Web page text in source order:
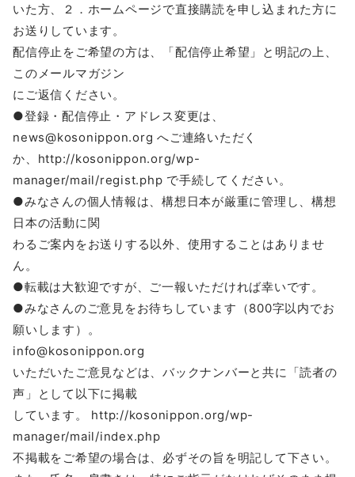
いた方、２．ホームページで直接購読を申し込まれた方に
お送りしています。
配信停止をご希望の方は、「配信停止希望」と明記の上、
このメールマガジン
にご返信ください。
●登録・配信停止・アドレス変更は、
news@kosonippon.org へご連絡いただく
か、http://kosonippon.org/wp-
manager/mail/regist.php で手続してください。
●みなさんの個人情報は、構想日本が厳重に管理し、構想
日本の活動に関
わるご案内をお送りする以外、使用することはありませ
ん。
●転載は大歓迎ですが、ご一報いただければ幸いです。
●みなさんのご意見をお待ちしています（800字以内でお
願いします）。
info@kosonippon.org
いただいたご意見などは、バックナンバーと共に「読者の
声」として以下に掲載
しています。 http://kosonippon.org/wp-
manager/mail/index.php
不掲載をご希望の場合は、必ずその旨を明記して下さい。